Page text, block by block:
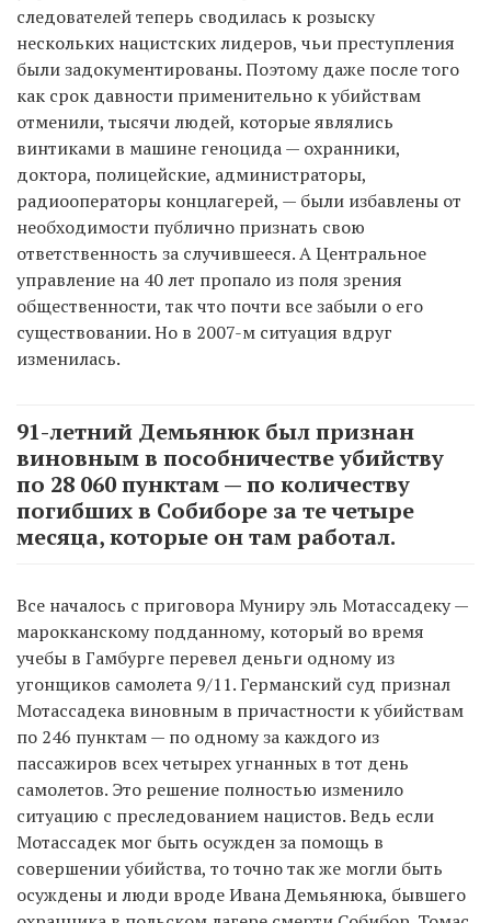
следователей теперь сводилась к розыску
нескольких нацистских лидеров, чьи преступления
были задокументированы. Поэтому даже после того
как срок давности применительно к убийствам
отменили, тысячи людей, которые являлись
винтиками в машине геноцида — охранники,
доктора, полицейские, администраторы,
радиооператоры концлагерей, — были избавлены от
необходимости публично признать свою
ответственность за случившееся. А Центральное
управление на 40 лет пропало из поля зрения
общественности, так что почти все забыли о его
существовании. Но в 2007-м ситуация вдруг
изменилась.
91-летний Демьянюк был признан
виновным в пособничестве убийству
по 28 060 пунктам — по количеству
погибших в Собиборе за те четыре
месяца, которые он там работал.
Все началось с приговора Муниру эль Мотассадеку —
марокканскому подданному, который во время
учебы в Гамбурге перевел деньги одному из
угонщиков самолета 9/11. Германский суд признал
Мотассадека виновным в причастности к убийствам
по 246 пунктам — по одному за каждого из
пассажиров всех четырех угнанных в тот день
самолетов. Это решение полностью изменило
ситуацию с преследованием нацистов. Ведь если
Мотассадек мог быть осужден за помощь в
совершении убийства, то точно так же могли быть
осуждены и люди вроде Ивана Демьянюка, бывшего